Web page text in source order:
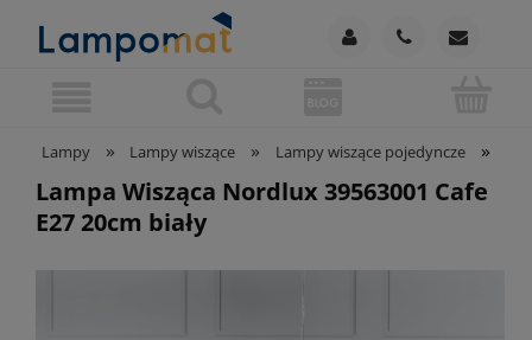
Lampy » Lampy wiszące » Lampy wiszące pojedyncze »
Lampa Wisząca Nordlux 39563001 Cafe
E27 20cm biały